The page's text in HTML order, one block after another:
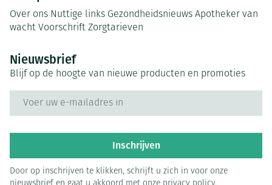
Over ons Nuttige links Gezondheidsnieuws Apotheker van
wacht Voorschrift Zorgtarieven
Nieuwsbrief
Blijf op de hoogte van nieuwe producten en promoties
Inschrijven
Door op inschrijven te klikken, schrijft u zich in voor onze